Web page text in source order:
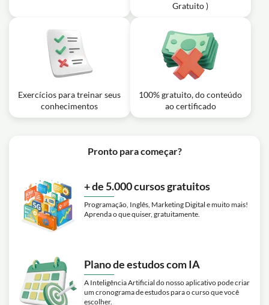
Gratuito )
Exercícios para treinar seus
conhecimentos
100% gratuito, do conteúdo
ao certificado
Pronto para começar?
+ de 5.000 cursos gratuitos
Programação, Inglês, Marketing Digital e muito mais!
Aprenda o que quiser, gratuitamente.
Plano de estudos com IA
A Inteligência Artificial do nosso aplicativo pode criar
um cronograma de estudos para o curso que você
escolher.